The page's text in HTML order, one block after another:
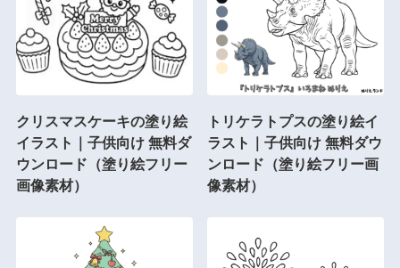
クリスマスケーキの塗り絵
イラスト｜子供向け 無料ダ
ウンロード（塗り絵フリー
画像素材）
トリケラトプスの塗り絵イ
ラスト｜子供向け 無料ダウ
ンロード（塗り絵フリー画
像素材）